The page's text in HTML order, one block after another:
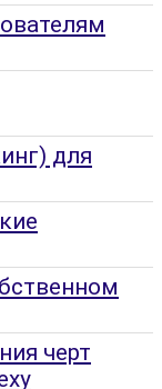
для
черт